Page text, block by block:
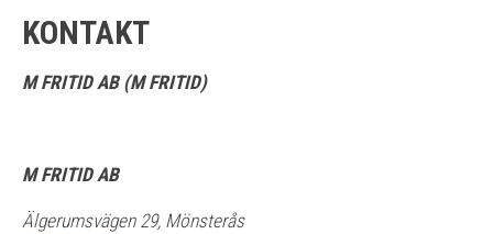
KONTAKT
M FRITID AB (M FRITID)
M FRITID AB
Älgerumsvägen 29, Mönsterås